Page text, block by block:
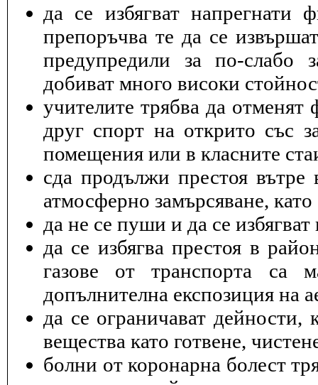
да се избягват напрегнати
препоръчва те да се
предупредили за по-слабо
добиват много високи
учителите трябва да отменят
друг спорт на открито със
помещения или в класните
cда продължи престоя
атмосферно замърсяване,
да не се пуши и да се
да се избягва престоя в
газове от транспорта са
допълнителна експозиция на
да се ограничават
вещества като готвене,
болни от коронарна болест